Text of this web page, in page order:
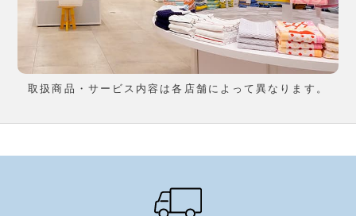
取扱商品・サービス内容は各店舗によって異なります。